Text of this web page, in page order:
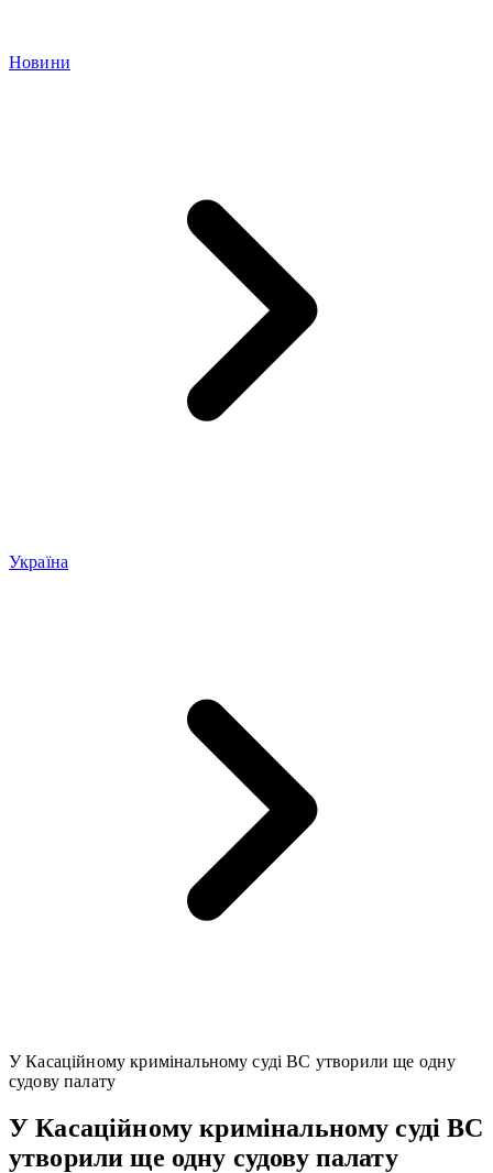
Новини
Україна
У Касаційному кримінальному суді ВС утворили ще одну
судову палату
У Касаційному кримінальному суді ВС
утворили ще одну судову палату